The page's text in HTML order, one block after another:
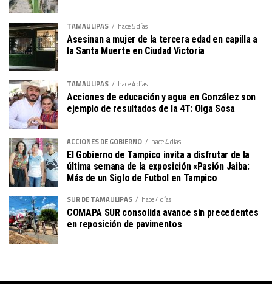
TAMAULIPAS hace 5 días
Asesinan a mujer de la tercera edad en capilla a
la Santa Muerte en Ciudad Victoria
TAMAULIPAS hace 4 días
Acciones de educación y agua en González son
ejemplo de resultados de la 4T: Olga Sosa
ACCIONES DE GOBIERNO hace 4 días
El Gobierno de Tampico invita a disfrutar de la
última semana de la exposición «Pasión Jaiba:
Más de un Siglo de Futbol en Tampico
SUR DE TAMAULIPAS hace 4 días
COMAPA SUR consolida avance sin precedentes
en reposición de pavimentos